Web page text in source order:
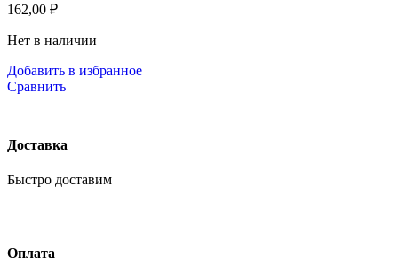
162,00 ₽
Нет в наличии
Добавить в избранное
Сравнить
Доставка
Быстро доставим
Оплата